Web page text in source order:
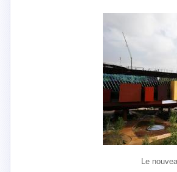
Le